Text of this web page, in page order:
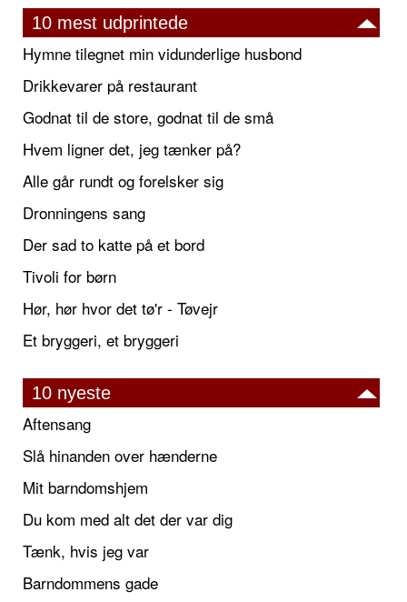
10 mest udprintede
Hymne tilegnet min vidunderlige husbond
Drikkevarer på restaurant
Godnat til de store, godnat til de små
Hvem ligner det, jeg tænker på?
Alle går rundt og forelsker sig
Dronningens sang
Der sad to katte på et bord
Tivoli for børn
Hør, hør hvor det tø'r - Tøvejr
Et bryggeri, et bryggeri
10 nyeste
Aftensang
Slå hinanden over hænderne
Mit barndomshjem
Du kom med alt det der var dig
Tænk, hvis jeg var
Barndommens gade